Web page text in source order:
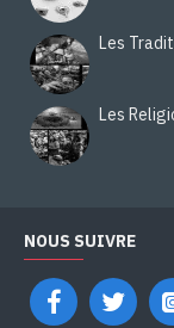
Les
Les
NOUS SUIVRE